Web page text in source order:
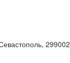
299002